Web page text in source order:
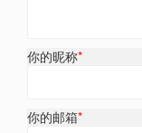
你的昵称*
你的邮箱*